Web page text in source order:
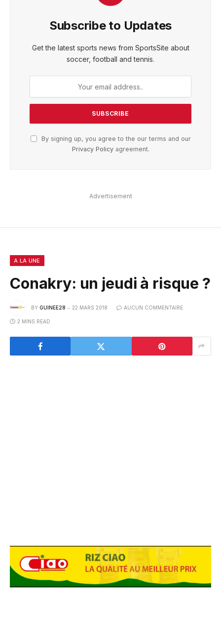
Subscribe to Updates
Get the latest sports news from SportsSite about
soccer, football and tennis.
By signing up, you agree to the our terms and our
Privacy Policyagreement.
Advertisement
A LA UNE
Conakry: un jeudi à risque ?
BY GUINEE28 22 MARS 2018 AUCUN COMMENTAIRE
2 MINS READ